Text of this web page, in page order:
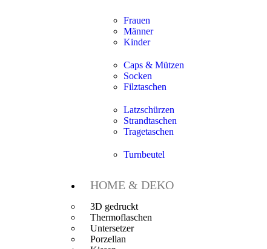
Frauen
Männer
Kinder
Caps & Mützen
Socken
Filztaschen
Latzschürzen
Strandtaschen
Tragetaschen
Turnbeutel
HOME & DEKO
3D gedruckt
Thermoflaschen
Untersetzer
Porzellan